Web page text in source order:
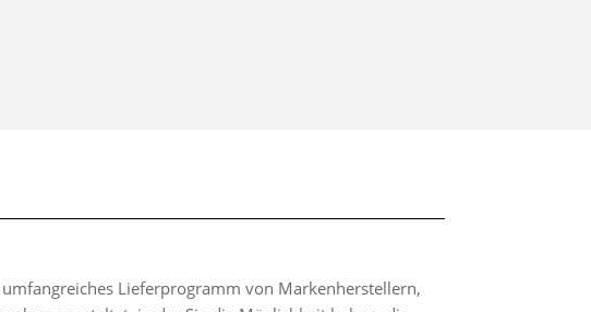
Lieferprogramm von Markenherstellern,